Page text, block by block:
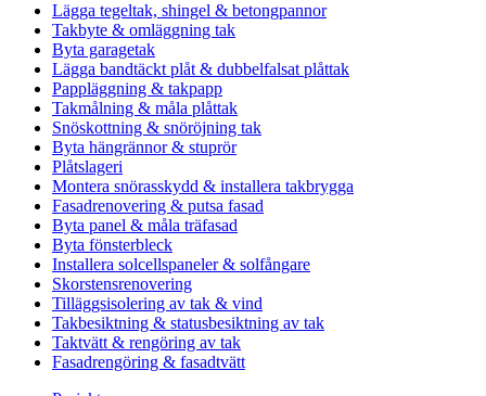
Lägga tegeltak, shingel & betongpannor
Takbyte & omläggning tak
Byta garagetak
Lägga bandtäckt plåt & dubbelfalsat plåttak
Pappläggning & takpapp
Takmålning & måla plåttak
Snöskottning & snöröjning tak
Byta hängrännor & stuprör
Plåtslageri
Montera snörasskydd & installera takbrygga
Fasadrenovering & putsa fasad
Byta panel & måla träfasad
Byta fönsterbleck
Installera solcellspaneler & solfångare
Skorstensrenovering
Tilläggsisolering av tak & vind
Takbesiktning & statusbesiktning av tak
Taktvätt & rengöring av tak
Fasadrengöring & fasadtvätt